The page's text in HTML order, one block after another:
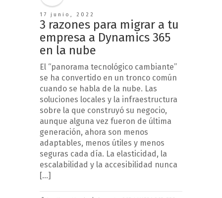
17 junio, 2022
3 razones para migrar a tu
empresa a Dynamics 365
en la nube
El “panorama tecnológico cambiante”
se ha convertido en un tronco común
cuando se habla de la nube. Las
soluciones locales y la infraestructura
sobre la que construyó su negocio,
aunque alguna vez fueron de última
generación, ahora son menos
adaptables, menos útiles y menos
seguras cada día. La elasticidad, la
escalabilidad y la accesibilidad nunca
[…]